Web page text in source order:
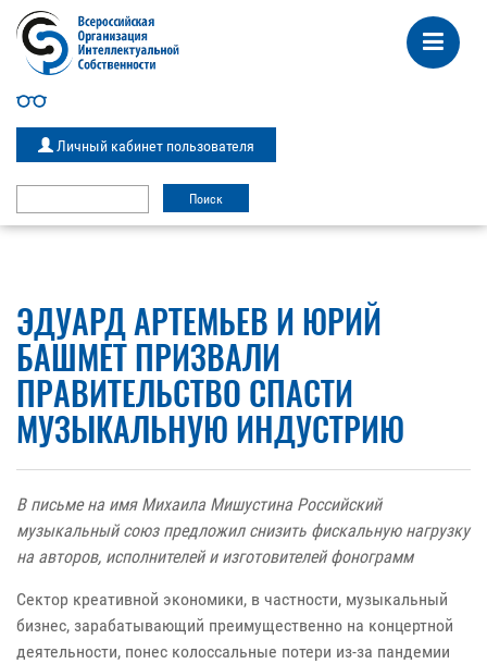
Личный кабинет пользователя
ЭДУАРД АРТЕМЬЕВ И ЮРИЙ
БАШМЕТ ПРИЗВАЛИ
ПРАВИТЕЛЬСТВО СПАСТИ
МУЗЫКАЛЬНУЮ ИНДУСТРИЮ
В письме на имя Михаила Мишустина Российский
музыкальный союз предложил снизить фискальную нагрузку
на авторов, исполнителей и изготовителей фонограмм
Сектор креативной экономики, в частности, музыкальный
бизнес, зарабатывающий преимущественно на концертной
деятельности, понес колоссальные потери из-за пандемии